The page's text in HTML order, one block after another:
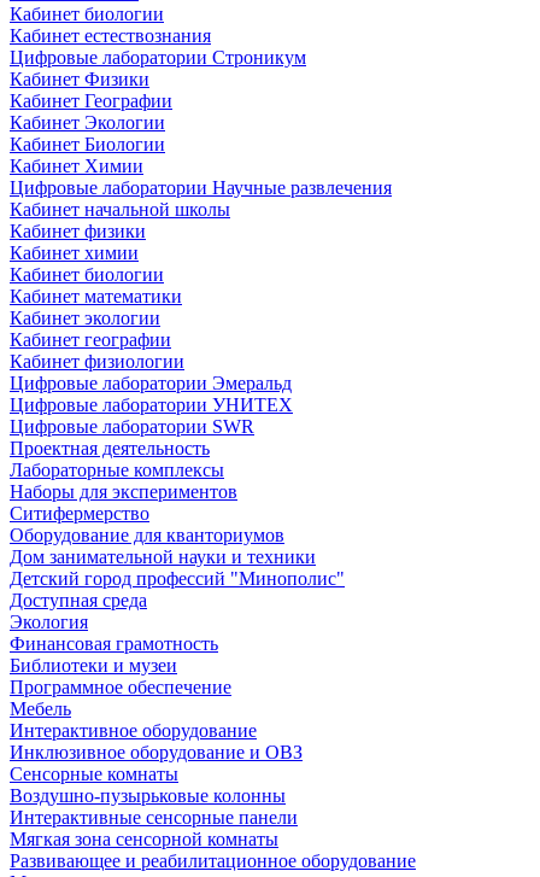
Кабинет биологии
Кабинет естествознания
Цифровые лаборатории Строникум
Кабинет Физики
Кабинет Географии
Кабинет Экологии
Кабинет Биологии
Кабинет Химии
Цифровые лаборатории Научные развлечения
Кабинет начальной школы
Кабинет физики
Кабинет химии
Кабинет биологии
Кабинет математики
Кабинет экологии
Кабинет географии
Кабинет физиологии
Цифровые лаборатории Эмеральд
Цифровые лаборатории УНИТЕХ
Цифровые лаборатории SWR
Проектная деятельность
Лабораторные комплексы
Наборы для экспериментов
Ситифермерство
Оборудование для кванториумов
Дом занимательной науки и техники
Детский город профессий "Минополис"
Доступная среда
Экология
Финансовая грамотность
Библиотеки и музеи
Программное обеспечение
Мебель
Интерактивное оборудование
Инклюзивное оборудование и ОВЗ
Cенсорные комнаты
Воздушно-пузырьковые колонны
Интерактивные сенсорные панели
Мягкая зона сенсорной комнаты
Развивающее и реабилитационное оборудование